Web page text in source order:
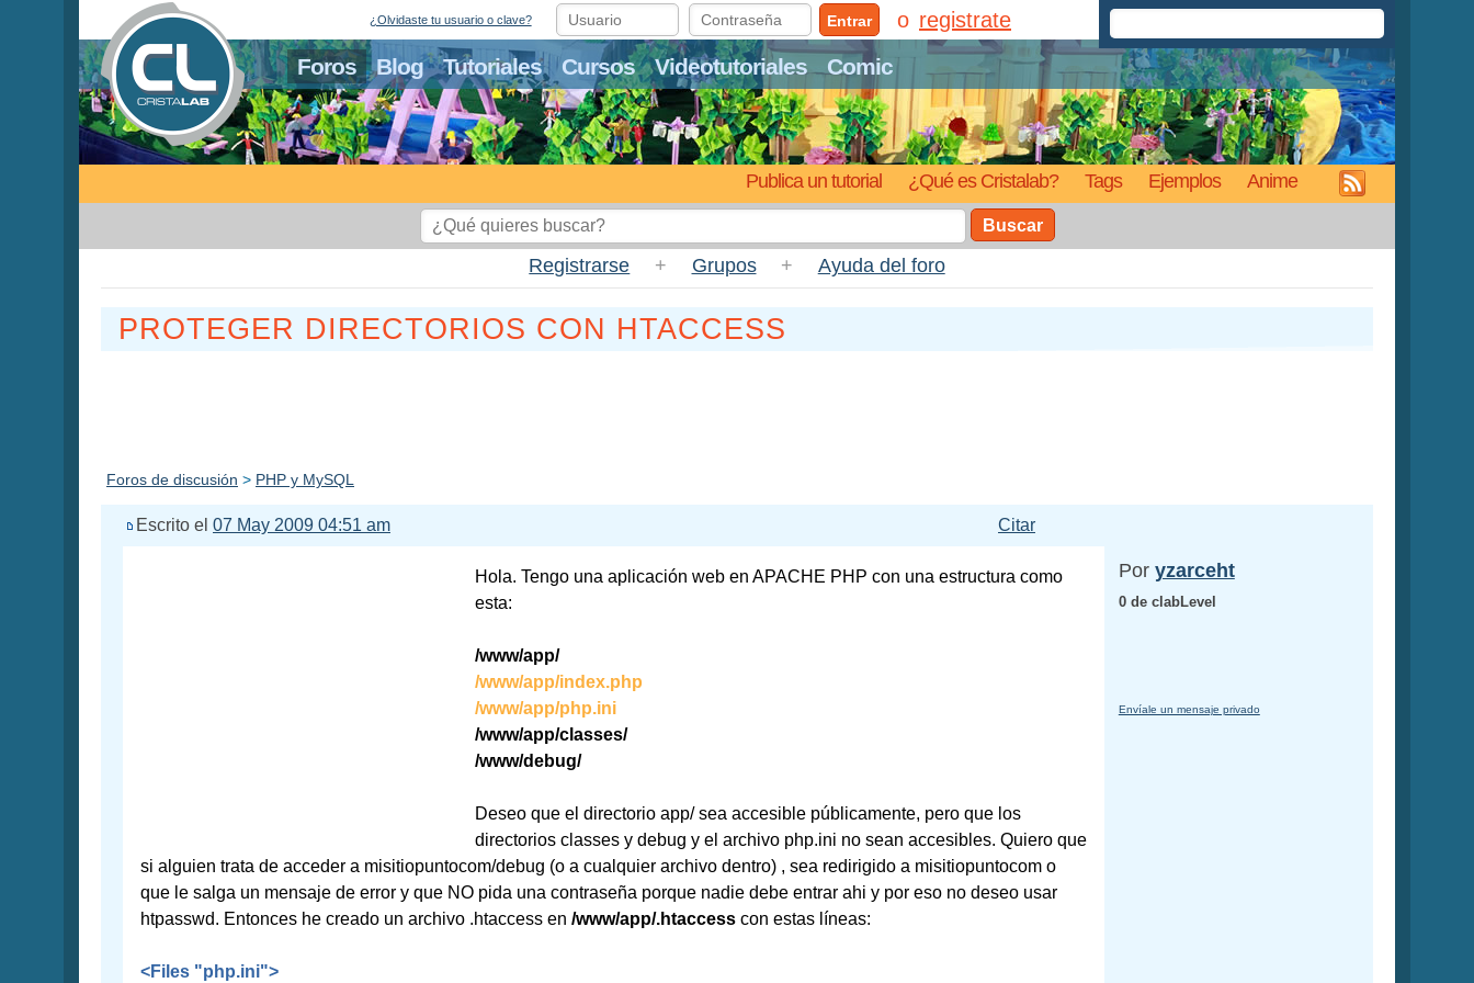
Foros Blog Tutoriales Cursos Videotutoriales Comic
Publica un tutorial ¿Qué es Cristalab? Tags Ejemplos Anime
¿Olvidaste tu usuario o clave? Entrar registrate
Buscar
Registrarse + Grupos + Ayuda del foro
PROTEGER DIRECTORIOS CON HTACCESS
Foros de discusión > PHP y MySQL
Citar
Escrito el 07 May 2009 04:51 am
Hola. Tengo una aplicación web en APACHE PHP con una estructura como
esta:
/www/app/
/www/app/index.php
/www/app/php.ini
/www/app/classes/
/www/debug/
Deseo que el directorio app/ sea accesible públicamente, pero que los
directorios classes y debug y el archivo php.ini no sean accesibles. Quiero que
si alguien trata de acceder a misitiopuntocom/debug (o a cualquier archivo dentro) , sea redirigido a misitiopuntocom o
que le salga un mensaje de error y que NO pida una contraseña porque nadie debe entrar ahi y por eso no deseo usar
htpasswd. Entonces he creado un archivo .htaccess en /www/app/.htaccess con estas líneas:
<Files "php.ini">
Por yzarceht
0 de clabLevel
Envíale un mensaje privado